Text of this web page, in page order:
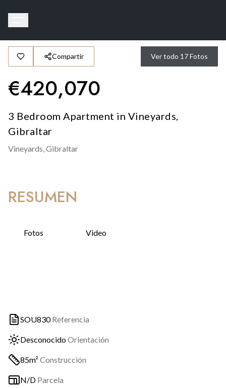
Compartir Ver todo 17Fotos
€420,070
3 Bedroom Apartment in Vineyards,
Gibraltar
Vineyards,Gibraltar
RESUMEN
Fotos Video
SOU830 Referencia
DesconocidoOrientación
85m² Construcción
N/D Parcela